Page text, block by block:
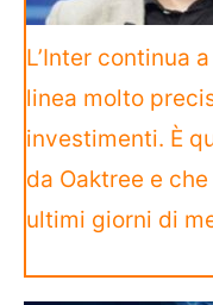
L’Inter continua
linea molto
investimenti. È
da Oaktree e
ultimi giorni di